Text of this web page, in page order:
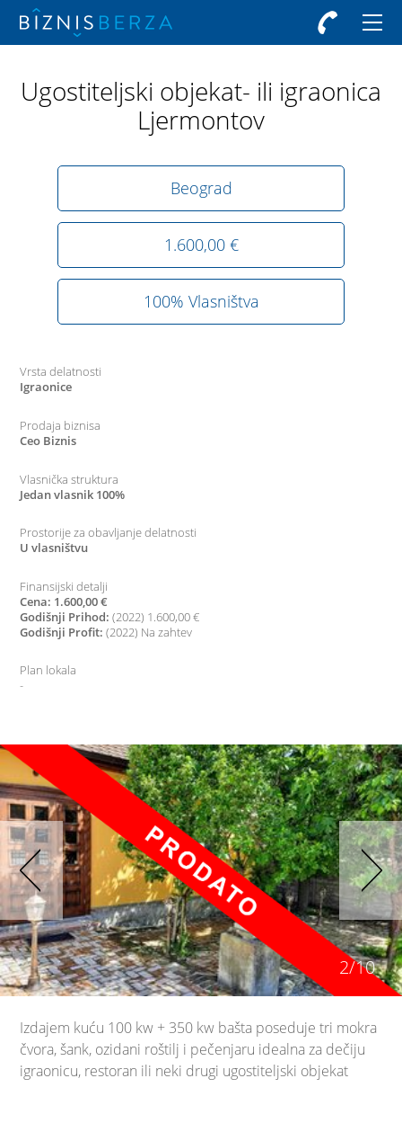
Ugostiteljski objekat- ili igraonica
Ljermontov
Beograd
1.600,00 €
100% Vlasništva
Vrsta delatnosti
Igraonice
Prodaja biznisa
Ceo Biznis
Vlasnička struktura
Jedan vlasnik 100%
Prostorije za obavljanje delatnosti
U vlasništvu
Finansijski detalji
Cena: 1.600,00 €
Godišnji Prihod:(2022) 1.600,00 €
Godišnji Profit:(2022) Na zahtev
Plan lokala
-
2/10
Izdajem kuću 100 kw + 350 kw bašta poseduje tri mokra
čvora, šank, ozidani roštilj i pečenjaru idealna za dečiju
igraonicu, restoran ili neki drugi ugostiteljski objekat